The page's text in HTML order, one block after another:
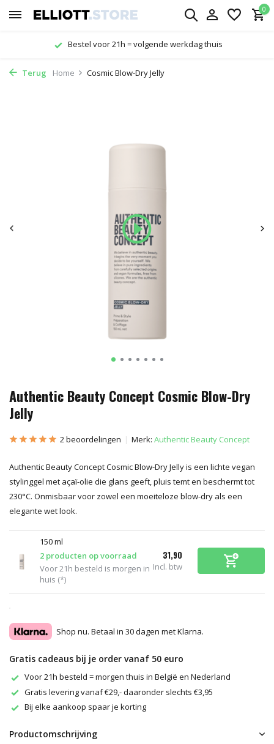
0
Bestel voor 21h = volgende werkdag thuis
Terug Home Cosmic Blow-Dry Jelly
Authentic Beauty Concept Cosmic Blow-Dry
Jelly
2 beoordelingen Merk: Authentic Beauty Concept
Authentic Beauty Concept Cosmic Blow-Dry Jelly is een lichte vegan
stylinggel met açaï-olie die glans geeft, pluis temt en beschermt tot
230°C. Onmisbaar voor zowel een moeiteloze blow-dry als een
elegante wet look.
150 ml
2 producten op voorraad
Voor 21h besteld is morgen in
huis (*)
31,90
Incl. btw
Shop nu. Betaal in 30 dagen met Klarna.
Gratis cadeaus bij je order vanaf 50 euro
Voor 21h besteld = morgen thuis in België en Nederland
Gratis levering vanaf €29,- daaronder slechts €3,95
Bij elke aankoop spaar je korting
Productomschrijving